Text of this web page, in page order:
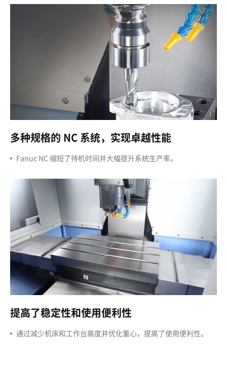
多种规格的 NC 系统，实现卓越性能
Fanuc NC 缩短了待机时间并大幅提升系统生产率。
提高了稳定性和使用便利性
通过减少机床和工作台高度并优化重心，提高了使用便利性。